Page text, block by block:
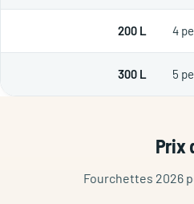
200 L 4
300 L 5
Prix
Fourchettes 2026